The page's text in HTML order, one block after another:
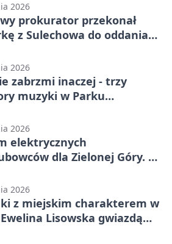
2026
prokurator przekonał
z Sulechowa do oddania
2026
zabrzmi inaczej - trzy
muzyki w Parku
2026
elektrycznych
dla Zielonej Góry. To
2026
z miejskim charakterem w
Lisowska gwiazdą